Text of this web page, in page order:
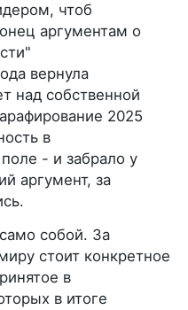
чтоб
аргументам о
вернула
над собственной
2025
в
- и забрало у
аргумент, за
собой. За
стоит конкретное
в
в итоге